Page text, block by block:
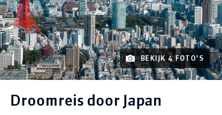
BEKIJK 4 FOTO'S
Droomreis door Japan